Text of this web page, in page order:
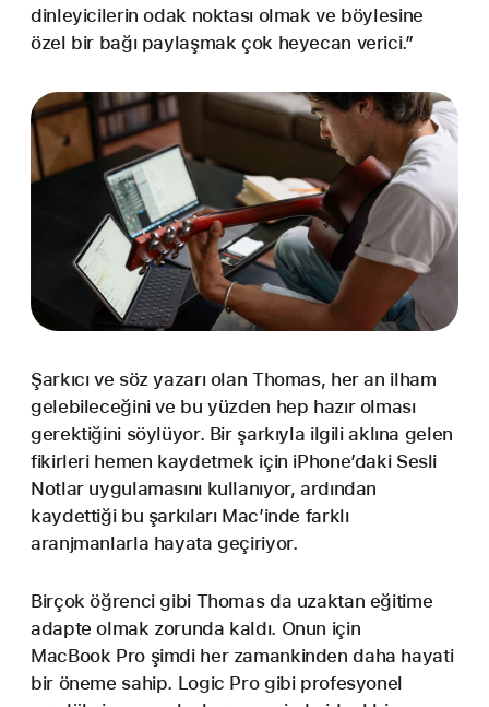
dinleyicilerin odak noktası olmak ve böylesine
özel bir bağı paylaşmak çok heyecan verici.”
Şarkıcı ve söz yazarı olan Thomas, her an ilham
gelebileceğini ve bu yüzden hep hazır olması
gerektiğini söylüyor. Bir şarkıyla ilgili aklına gelen
fikirleri hemen kaydetmek için iPhone’daki Sesli
Notlar uygulamasını kullanıyor, ardından
kaydettiği bu şarkıları Mac’inde farklı
aranjmanlarla hayata geçiriyor.
Birçok öğrenci gibi Thomas da uzaktan eğitime
adapte olmak zorunda kaldı. Onun için
MacBook Pro şimdi her zamankinden daha hayati
bir öneme sahip. Logic Pro gibi profesyonel